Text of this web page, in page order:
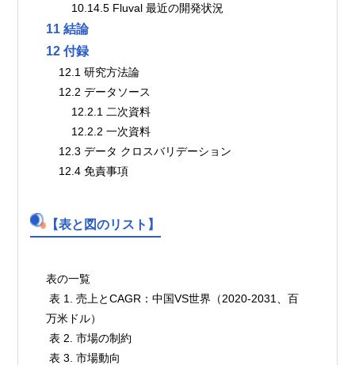
        10.14.5 Fluval 最近の開発状況
11 結論
12 付録
    12.1 研究方法論
    12.2 データソース
        12.2.1 二次資料
        12.2.2 一次資料
    12.3 データ クロスバリデーション
    12.4 免責事項
【表と図のリスト】
表の一覧
表 1. 売上とCAGR：中国VS世界（2020-2031、百
万米ドル）
表 2. 市場の制約
表 3. 市場動向